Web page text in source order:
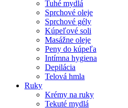
Tuhé mydlá
Sprchové oleje
Sprchové gély
Kúpeľové soli
Masážne oleje
Peny do kúpeľa
Intímna hygiena
Depilácia
Telová hmla
Ruky
Krémy na ruky
Tekuté mydlá